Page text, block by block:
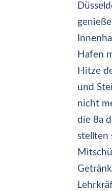
Hafen
Hitze
und
nicht
die 8a
stellten